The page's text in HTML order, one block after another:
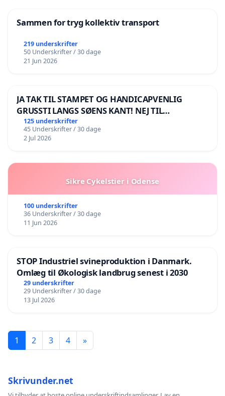
Sammen for tryg kollektiv transport
219 underskrifter
50 Underskrifter / 30 dage
21 Jun 2026
JA TAK TIL STAMPET OG HANDICAPVENLIG
GRUSSTI LANGS SØENS KANT! NEJ TIL
BOARDWALK VÆK FRA SØEN
125 underskrifter
45 Underskrifter / 30 dage
2 Jul 2026
Sikre Cykelstier i Odense
100 underskrifter
36 Underskrifter / 30 dage
11 Jun 2026
STOP Industriel svineproduktion i Danmark.
Omlæg til Økologisk landbrug senest i 2030
29 underskrifter
29 Underskrifter / 30 dage
13 Jul 2026
1 2 3 4 »
Skrivunder.net